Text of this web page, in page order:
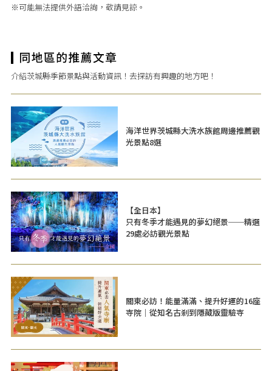
※可能無法提供外語洽詢，敬請見諒。
介紹茨城縣季節景點與活動資訊！去探訪有興趣的地方吧！
海洋世界茨城縣大洗水族館周邊推薦觀
光景點8選
【全日本】
只有冬季才能遇見的夢幻絕景──精選
29處必訪觀光景點
關東必訪！能量滿滿、提升好運的16座
寺院｜從知名古剎到隱藏版靈驗寺